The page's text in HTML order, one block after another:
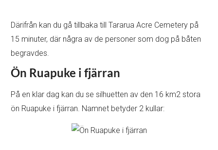
Därifrån kan du gå tillbaka till Tararua Acre Cemetery på
15 minuter, där några av de personer som dog på båten
begravdes.
Ön Ruapuke i fjärran
På en klar dag kan du se silhuetten av den 16 km2 stora
ön Ruapuke i fjärran. Namnet betyder 2 kullar: